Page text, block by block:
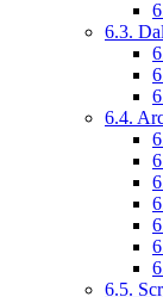
6.3.
6.4.
6.5.